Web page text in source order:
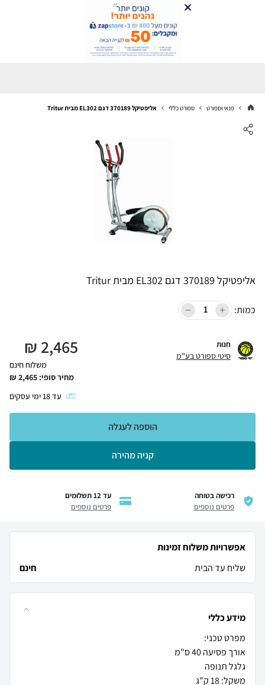
פנאי וספורט ספורט כללי אליפטיקל 370189 דגם EL302 מבית Tritur
אליפטיקל 370189 דגם EL302 מבית Tritur
כמות:
חנות
סיטי ספורט בע"מ 2,465
₪
משלוח חינם
מחיר סופי: 2,465
₪
עד18 ימי עסקים
קניה מהירה
הוספה לעגלה
רכישה בטוחה
פרטים נוספים
עד 12 תשלומים
פרטים נוספים
אפשרויות משלוח זמינות
שליח עד הבית
חינם
מידע כללי